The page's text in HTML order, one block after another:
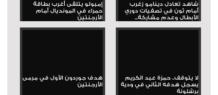
شاهد تعادل دينامو زغرب
أمام ثون في تصفيات دوري
الأبطال وعدم مشاركة...
إمبولو يتلقى أغرب بطاقة
حمراء في المونديال أمام
الأرجنتين
لا يتوقف.. حمزة عبد الكريم
يسجل هدفه الثاني في ودية
برشلونة
هدف جوردون الأول في مرمى
الأرجنتين